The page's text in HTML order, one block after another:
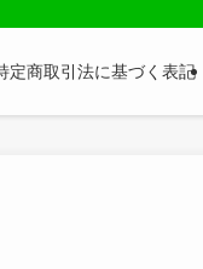
定商取引法に基づく表記